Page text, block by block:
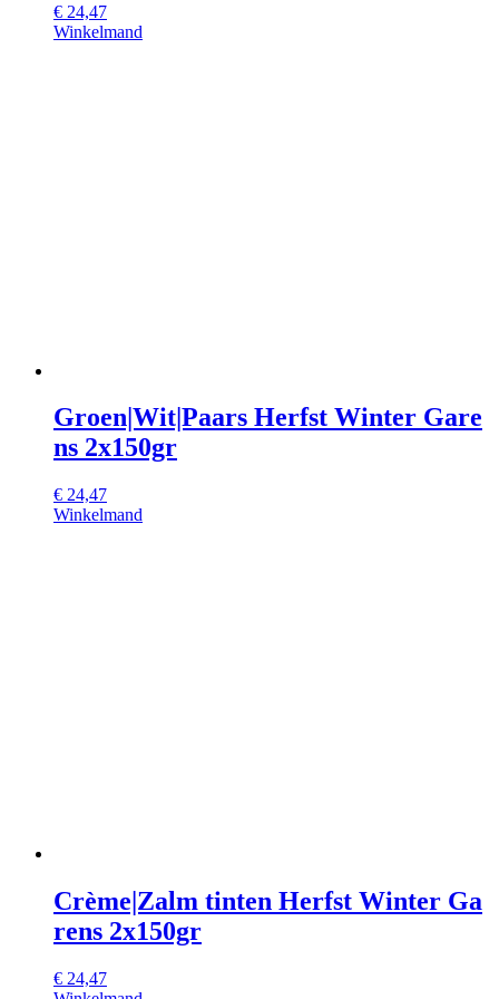
€ 24,47
Winkelmand
Groen|Wit|Paars Herfst Winter Gare
ns 2x150gr
€ 24,47
Winkelmand
Crème|Zalm tinten Herfst Winter Ga
rens 2x150gr
€ 24,47